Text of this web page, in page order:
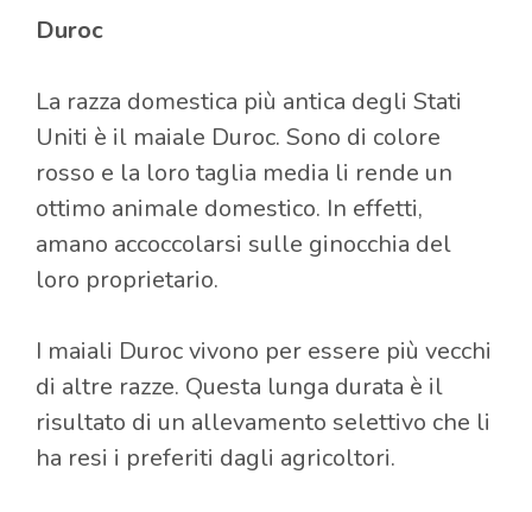
Duroc
La razza domestica più antica degli Stati
Uniti è il maiale Duroc. Sono di colore
rosso e la loro taglia media li rende un
ottimo animale domestico. In effetti,
amano accoccolarsi sulle ginocchia del
loro proprietario.
I maiali Duroc vivono per essere più vecchi
di altre razze. Questa lunga durata è il
risultato di un allevamento selettivo che li
ha resi i preferiti dagli agricoltori.